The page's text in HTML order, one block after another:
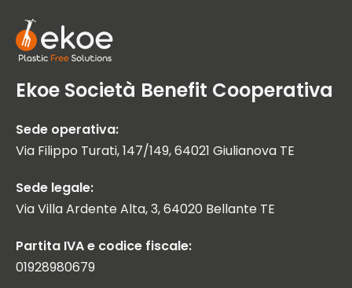
Ekoe Società Benefit Cooperativa
Sede operativa:
Via Filippo Turati, 147/149, 64021 Giulianova TE
Sede legale:
Via Villa Ardente Alta, 3, 64020 Bellante TE
Partita IVA e codice fiscale:
01928980679